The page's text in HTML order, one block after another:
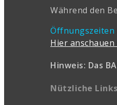
Während den
Öffnungszeiten
Hier
Hinweis: Das
Nützliche Links